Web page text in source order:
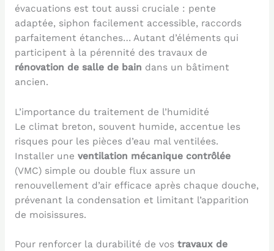
évacuations est tout aussi cruciale : pente
adaptée, siphon facilement accessible, raccords
parfaitement étanches… Autant d’éléments qui
participent à la pérennité des travaux de
rénovation de salle de bain dans un bâtiment
ancien.
L’importance du traitement de l’humidité
Le climat breton, souvent humide, accentue les
risques pour les pièces d’eau mal ventilées.
Installer une ventilation mécanique contrôlée
(VMC) simple ou double flux assure un
renouvellement d’air efficace après chaque douche,
prévenant la condensation et limitant l’apparition
de moisissures.
Pour renforcer la durabilité de vos travaux de